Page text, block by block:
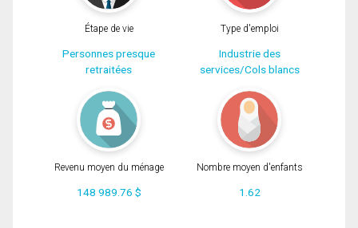
Étape de vie
Personnes presque
retraitées
Type d'emploi
Industrie des
services/Cols blancs
Revenu moyen du ménage
148 989.76 $
Nombre moyen d'enfants
1.62